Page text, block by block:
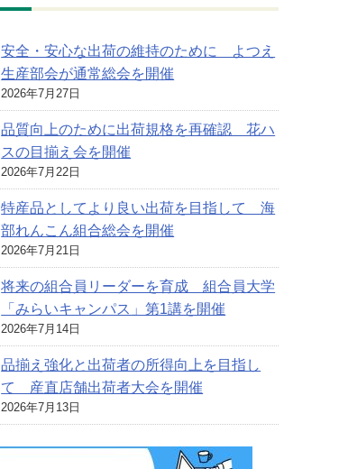
安全・安心な出荷の維持のために よつえ
生産部会が通常総会を開催
2026年7月27日
品質向上のために出荷規格を再確認 花ハ
スの目揃え会を開催
2026年7月22日
特産品としてより良い出荷を目指して 海
部れんこん組合総会を開催
2026年7月21日
将来の組合員リーダーを育成 組合員大学
「みらいキャンパス」第1講を開催
2026年7月14日
品揃え強化と出荷者の所得向上を目指し
て 産直店舗出荷者大会を開催
2026年7月13日